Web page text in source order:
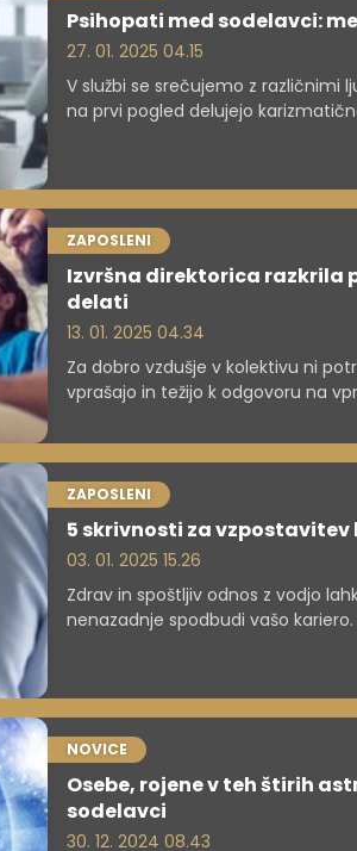
Psihopati med sodelavci:
27. 01. 2025 04.15
V službi se srečujemo z različnimi
na prvi pogled delujejo
delovnem mestu in kako se
za znanstveno proučevanje in
ZAPOSLENI
Izvršna direktorica razkrila
delati
13. 01. 2025 04.34
Za dobro vzdušje v kolektivu ni
vprašajo in težijo k odgovoru na
ZAPOSLENI
5 skrivnosti za
03. 01. 2025 15.26
Zdrav in spoštljiv odnos z vodjo
nenazadnje spodbudi vašo
NOVICE
Osebe, rojene v teh štirih
sodelavci
30. 12. 2024 08.43